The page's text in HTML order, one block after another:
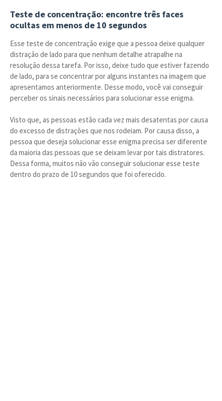
Teste de concentração: encontre três faces
ocultas em menos de 10 segundos
Esse teste de concentração exige que a pessoa deixe qualquer
distração de lado para que nenhum detalhe atrapalhe na
resolução dessa tarefa. Por isso, deixe tudo que estiver fazendo
de lado, para se concentrar por alguns instantes na imagem que
apresentamos anteriormente. Desse modo, você vai conseguir
perceber os sinais necessários para solucionar esse enigma.
Visto que, as pessoas estão cada vez mais desatentas por causa
do excesso de distrações que nos rodeiam. Por causa disso, a
pessoa que deseja solucionar esse enigma precisa ser diferente
da maioria das pessoas que se deixam levar por tais distratores.
Dessa forma, muitos não vão conseguir solucionar esse teste
dentro do prazo de 10 segundos que foi oferecido.